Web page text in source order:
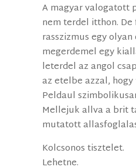
A magyar valogatott
nem terdel itthon.
rasszizmus egy
megerdemel egy
leterdel az angol
az etelbe azzal,
Peldaul
Mellejuk allva a brit
mutatott
Kolcsonos tisztelet.
Lehetne.